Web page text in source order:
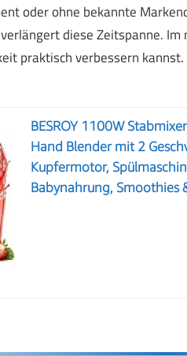
oder ohne bekannte
diese Zeitspanne.
praktisch verbessern kannst.
BESROY 1100W
Hand Blender mit 2
Kupfermotor,
Babynahrung, Smoothies